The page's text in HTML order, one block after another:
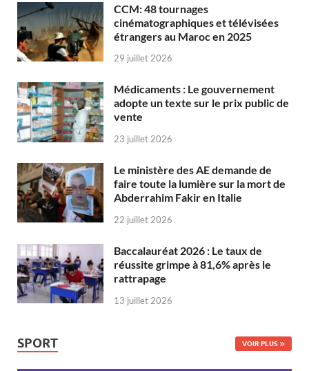
CCM: 48 tournages
cinématographiques et télévisées
étrangers au Maroc en 2025
29 juillet 2026
Médicaments : Le gouvernement
adopte un texte sur le prix public de
vente
23 juillet 2026
Le ministère des AE demande de
faire toute la lumière sur la mort de
Abderrahim Fakir en Italie
22 juillet 2026
Baccalauréat 2026 : Le taux de
réussite grimpe à 81,6% après le
rattrapage
13 juillet 2026
SPORT VOIR PLUS